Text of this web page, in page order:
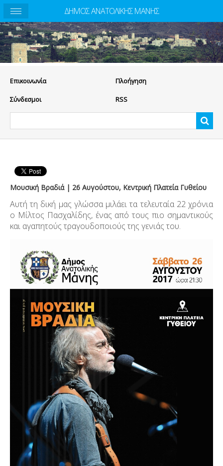
Eπικοινωνία Πλοήγηση
Σύνδεσμοι RSS
Μουσική Βραδιά | 26 Αυγούστου, Κεντρική Πλατεία Γυθείου
Αυτή τη δική μας γλώσσα μιλάει τα τελευταία 22 χρόνια
ο Μίλτος Πασχαλίδης, ένας από τους πιο σημαντικούς
και αγαπητούς τραγουδοποιούς της γενιάς του.
ΔΗΜΟΣ ΑΝΑΤΟΛΙΚΗΣ ΜΑΝΗΣ